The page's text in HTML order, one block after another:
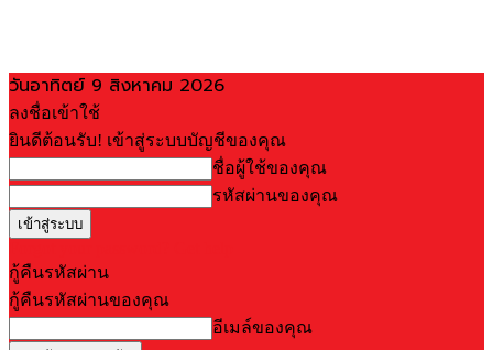
วันอาทิตย์ 9 สิงหาคม 2026
ลงชื่อเข้าใช้
ยินดีต้อนรับ! เข้าสู่ระบบบัญชีของคุณ
ชื่อผู้ใช้ของคุณ
รหัสผ่านของคุณ
กู้คืนรหัสผ่าน
กู้คืนรหัสผ่านของคุณ
อีเมล์ของคุณ